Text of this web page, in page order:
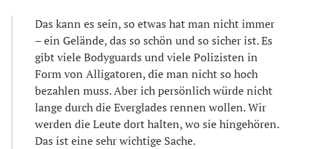
Das kann es sein, so etwas hat man nicht immer
– ein Gelände, das so schön und so sicher ist. Es
gibt viele Bodyguards und viele Polizisten in
Form von Alligatoren, die man nicht so hoch
bezahlen muss. Aber ich persönlich würde nicht
lange durch die Everglades rennen wollen. Wir
werden die Leute dort halten, wo sie hingehören.
Das ist eine sehr wichtige Sache.